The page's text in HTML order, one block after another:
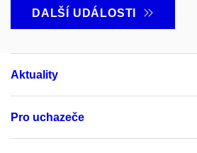
DALŠÍ UDÁLOSTI
Aktuality
Pro uchazeče